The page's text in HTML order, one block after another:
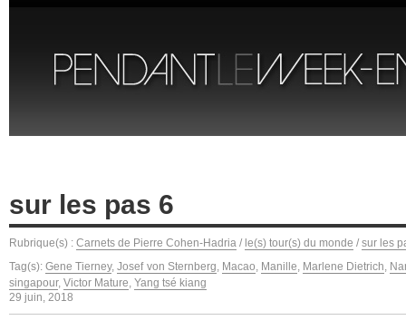
sur les pas 6
Rubrique(s) : Carnets de Pierre Cohen-Hadria / le(s) tour(s) du monde / sur les
Tag(s):Gene Tierney,Josef von Sternberg, Macao, Manille, Marlene Dietrich,
singapour, Victor Mature, Yang tsé kiang
29 juin, 2018